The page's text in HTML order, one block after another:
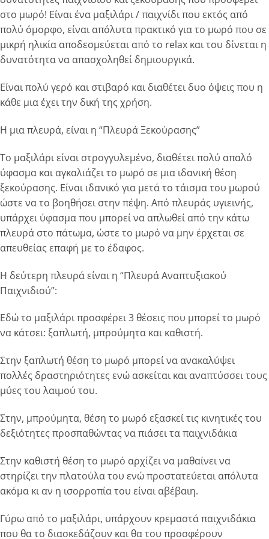
στο μωρό! Είναι ένα μαξιλάρι / παιχνίδι που εκτός από
πολύ όμορφο, είναι απόλυτα πρακτικό για το μωρό που σε
μικρή ηλικία αποδεσμεύεται από το relax και του δίνεται η
δυνατότητα να απασχοληθεί δημιουργικά.
Είναι πολύ γερό και στιβαρό και διαθέτει δυο όψεις που η
κάθε μια έχει την δική της χρήση.
Η μια πλευρά, είναι η “Πλευρά Ξεκούρασης”
Το μαξιλάρι είναι στρογγυλεμένο, διαθέτει πολύ απαλό
ύφασμα και αγκαλιάζει το μωρό σε μια ιδανική θέση
ξεκούρασης. Είναι ιδανικό για μετά το τάισμα του μωρού
ώστε να το βοηθήσει στην πέψη. Από πλευράς υγιεινής,
υπάρχει ύφασμα που μπορεί να απλωθεί από την κάτω
πλευρά στο πάτωμα, ώστε το μωρό να μην έρχεται σε
απευθείας επαφή με το έδαφος.
Η δεύτερη πλευρά είναι η “Πλευρά Αναπτυξιακού
Παιχνιδιού”:
Εδώ το μαξιλάρι προσφέρει 3 θέσεις που μπορεί το μωρό
να κάτσει: ξαπλωτή, μπρούμητα και καθιστή.
Στην ξαπλωτή θέση το μωρό μπορεί να ανακαλύψει
πολλές δραστηριότητες ενώ ασκείται και αναπτύσσει τους
μύες του λαιμού του.
Στην, μπρούμητα, θέση το μωρό εξασκεί τις κινητικές του
δεξιότητες προσπαθώντας να πιάσει τα παιχνιδάκια
Στην καθιστή θέση το μωρό αρχίζει να μαθαίνει να
στηρίζει την πλατούλα του ενώ προστατεύεται απόλυτα
ακόμα κι αν η ισορροπία του είναι αβέβαιη.
Γύρω από το μαξιλάρι, υπάρχουν κρεμαστά παιχνιδάκια
που θα το διασκεδάζουν και θα του προσφέρουν